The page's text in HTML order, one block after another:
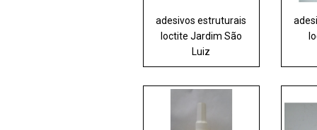
adesivos estruturais
loctite Jardim São
Luiz